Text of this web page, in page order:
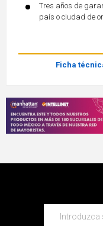
Tres años de
país o ciudad de
Ficha